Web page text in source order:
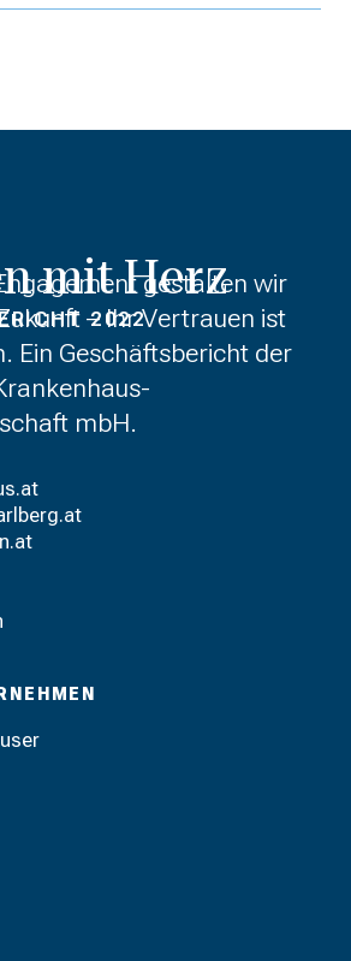
mit Herz
2022
gestalten wir
– Ihr Vertrauen ist
Ein Geschäftsbericht der
mbH.